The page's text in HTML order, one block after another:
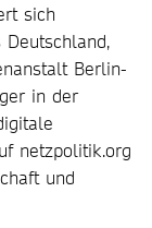
sich
Berlin-
in der
netzpolitik.org
und